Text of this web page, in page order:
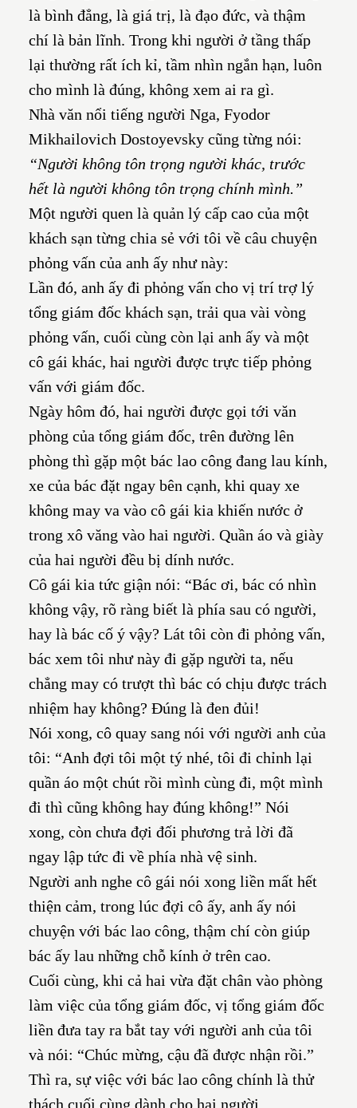
là bình đẳng, là giá trị, là đạo đức, và thậm
chí là bản lĩnh. Trong khi người ở tầng thấp
lại thường rất ích kỉ, tầm nhìn ngắn hạn, luôn
cho mình là đúng, không xem ai ra gì.
Nhà văn nổi tiếng người Nga, Fyodor
Mikhailovich Dostoyevsky cũng từng nói:
“Người không tôn trọng người khác, trước
hết là người không tôn trọng chính mình.”
Một người quen là quản lý cấp cao của một
khách sạn từng chia sẻ với tôi về câu chuyện
phỏng vấn của anh ấy như này:
Lần đó, anh ấy đi phỏng vấn cho vị trí trợ lý
tổng giám đốc khách sạn, trải qua vài vòng
phỏng vấn, cuối cùng còn lại anh ấy và một
cô gái khác, hai người được trực tiếp phỏng
vấn với giám đốc.
Ngày hôm đó, hai người được gọi tới văn
phòng của tổng giám đốc, trên đường lên
phòng thì gặp một bác lao công đang lau kính,
xe của bác đặt ngay bên cạnh, khi quay xe
không may va vào cô gái kia khiến nước ở
trong xô văng vào hai người. Quần áo và giày
của hai người đều bị dính nước.
Cô gái kia tức giận nói: “Bác ơi, bác có nhìn
không vậy, rõ ràng biết là phía sau có người,
hay là bác cố ý vậy? Lát tôi còn đi phỏng vấn,
bác xem tôi như này đi gặp người ta, nếu
chẳng may có trượt thì bác có chịu được trách
nhiệm hay không? Đúng là đen đủi!
Nói xong, cô quay sang nói với người anh của
tôi: “Anh đợi tôi một tý nhé, tôi đi chỉnh lại
quần áo một chút rồi mình cùng đi, một mình
đi thì cũng không hay đúng không!” Nói
xong, còn chưa đợi đối phương trả lời đã
ngay lập tức đi về phía nhà vệ sinh.
Người anh nghe cô gái nói xong liền mất hết
thiện cảm, trong lúc đợi cô ấy, anh ấy nói
chuyện với bác lao công, thậm chí còn giúp
bác ấy lau những chỗ kính ở trên cao.
Cuối cùng, khi cả hai vừa đặt chân vào phòng
làm việc của tổng giám đốc, vị tổng giám đốc
liền đưa tay ra bắt tay với người anh của tôi
và nói: “Chúc mừng, cậu đã được nhận rồi.”
Thì ra, sự việc với bác lao công chính là thử
thách cuối cùng dành cho hai người.